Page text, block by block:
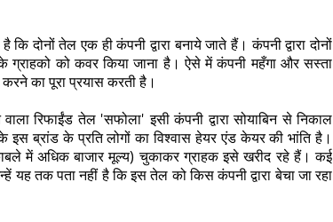
दोनों तेल एक ही कंपनी द्वारा बनाये जाते हैं। कंपनी द्वारा दोनों
को कवर किया जाना है। ऐसे में कंपनी महँगा और सस्ता
का पूरा प्रयास करती है।
वाला रिफाईंड तेल 'सफोला' इसी कंपनी द्वारा सोयाबिन से निकाल
इस ब्रांड के प्रति लोगों का विश्वास हेयर एंड केयर की भांति है।
में अधिक बाजार मूल्य) चुकाकर ग्राहक इसे खरीद रहे हैं। कई
यह तक पता नहीं है कि इस तेल को किस कंपनी द्वारा बेचा जा रहा